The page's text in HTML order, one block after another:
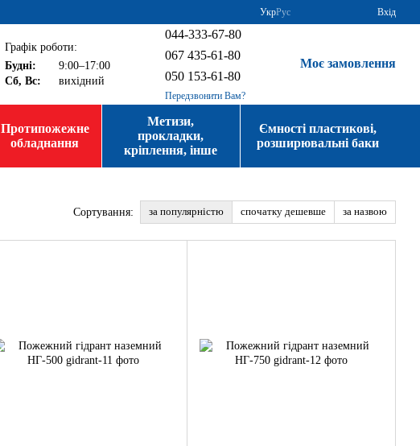
УкрРус Вхід
Графік роботи:
Будні:
9:00–17:00
Сб, Вс:
вихідний
044-333-67-80
067 435-61-80
050 153-61-80
Передзвонити Вам?
Моє замовлення
Протипожежне
обладнання
Метизи,
прокладки,
кріплення, інше
Ємності пластикові,
розширювальні баки
Сортування: за популярністю спочатку дешевше за назвою